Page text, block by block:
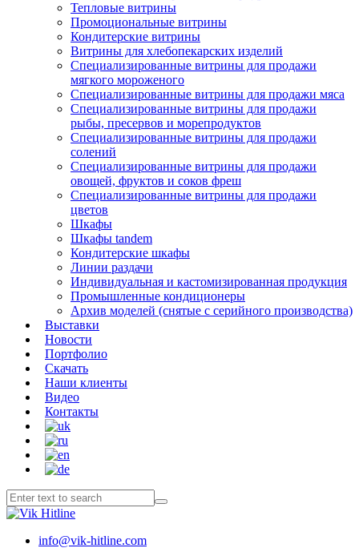
Тепловые витрины
Промоциональные витрины
Кондитерские витрины
Витрины для хлебопекарских изделий
Специализированные витрины для продажи
мягкого мороженого
Специализированные витрины для продажи мяса
Специализированные витрины для продажи
рыбы, пресервов и морепродуктов
Специализированные витрины для продажи
солений
Специализированные витрины для продажи
овощей, фруктов и соков фреш
Специализированные витрины для продажи
цветов
Шкафы
Шкафы tandem
Кондитерские шкафы
Линии раздачи
Индивидуальная и кастомизированная продукция
Промышленные кондиционеры
Архив моделей (снятые с серийного производства)
Выставки
Новости
Портфолио
Скачать
Наши клиенты
Видео
Контакты
info@vik-hitline.com